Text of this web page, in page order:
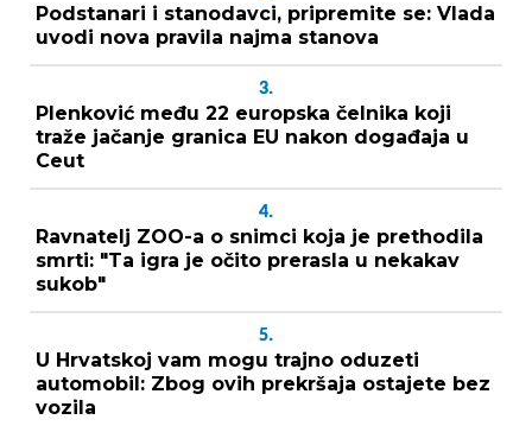
Podstanari i stanodavci, pripremite se: Vlada
uvodi nova pravila najma stanova
3.
Plenković među 22 europska čelnika koji
traže jačanje granica EU nakon događaja u
Ceut
4.
Ravnatelj ZOO-a o snimci koja je prethodila
smrti: "Ta igra je očito prerasla u nekakav
sukob"
5.
U Hrvatskoj vam mogu trajno oduzeti
automobil: Zbog ovih prekršaja ostajete bez
vozila